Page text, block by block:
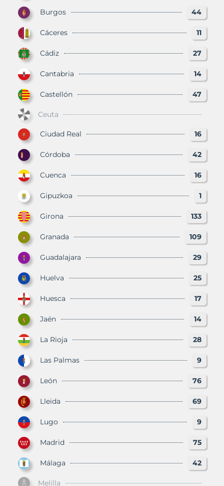
Burgos 44
Cáceres 11
Cádiz 27
Cantabria 14
Castellón 47
Ceuta
Ciudad Real 16
Córdoba 42
Cuenca 16
Gipuzkoa 1
Girona 133
Granada 109
Guadalajara 29
Huelva 25
Huesca 17
Jaén 14
La Rioja 28
Las Palmas 9
León 76
Lleida 69
Lugo 9
Madrid 75
Málaga 42
Melilla